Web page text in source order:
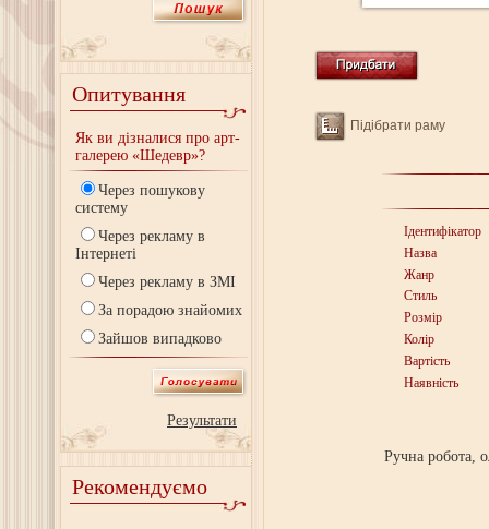
Опитування
Як ви дізналися про арт-
галерею «Шедевр»?
Через пошукову
систему
Через рекламу в
Інтернеті
Через рекламу в ЗМІ
За порадою знайомих
Зайшов випадково
Результати
Рекомендуємо
Підібрати раму
Ідентифікатор
Назва
Жанр
Стиль
Розмір
Колір
Вартість
Наявність
Ручна робота,